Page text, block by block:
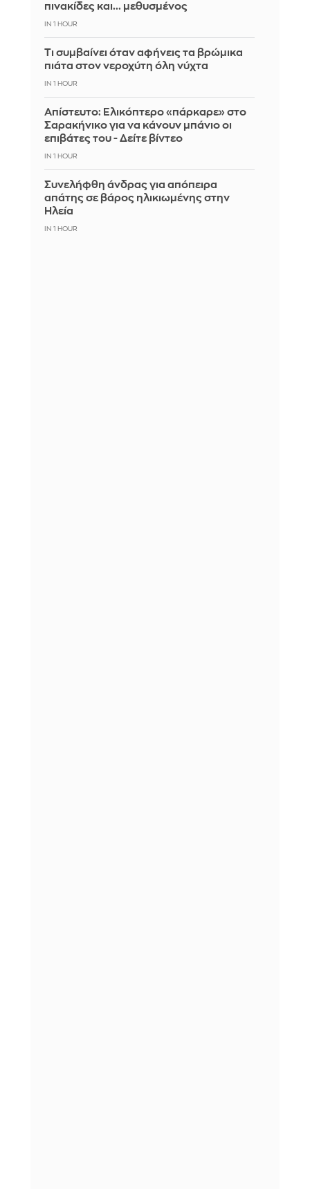
πινακίδες και... μεθυσμένος
IN 1 HOUR
Τι συμβαίνει όταν αφήνεις τα βρώμικα
πιάτα στον νεροχύτη όλη νύχτα
IN 1 HOUR
Απίστευτο: Ελικόπτερο «πάρκαρε» στο
Σαρακήνικο για να κάνουν μπάνιο οι
επιβάτες του - Δείτε βίντεο
IN 1 HOUR
Συνελήφθη άνδρας για απόπειρα
απάτης σε βάρος ηλικιωμένης στην
Ηλεία
IN 1 HOUR